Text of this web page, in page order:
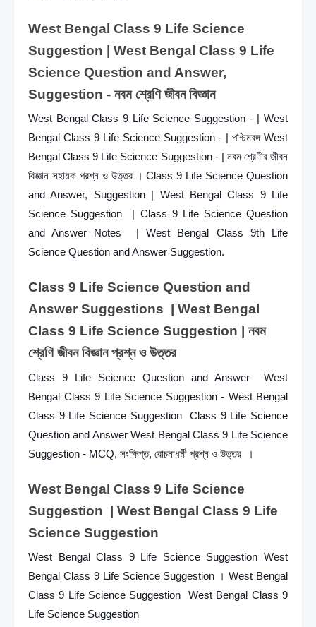
West Bengal Class 9 Life Science
Suggestion | West Bengal Class 9 Life
Science Question and Answer,
Suggestion - নবম শ্রেণি জীবন বিজ্ঞান
West Bengal Class 9 Life Science Suggestion - | West
Bengal Class 9 Life Science Suggestion - | পশ্চিমবঙ্গ West
Bengal Class 9 Life Science Suggestion - | নবম শ্রেণীর জীবন
বিজ্ঞান সহায়ক প্রশ্ন ও উত্তর । Class 9 Life Science Question
and Answer, Suggestion | West Bengal Class 9 Life
Science Suggestion  | Class 9 Life Science Question
and Answer Notes  | West Bengal Class 9th Life
Science Question and Answer Suggestion.
Class 9 Life Science Question and
Answer Suggestions  | West Bengal
Class 9 Life Science Suggestion | নবম
শ্রেণি জীবন বিজ্ঞান প্রশ্ন ও উত্তর
Class 9 Life Science Question and Answer  West
Bengal Class 9 Life Science Suggestion - West Bengal
Class 9 Life Science Suggestion  Class 9 Life Science
Question and Answer West Bengal Class 9 Life Science
Suggestion - MCQ, সংক্ষিপ্ত, রোচনাধর্মী প্রশ্ন ও উত্তর  ।
West Bengal Class 9 Life Science
Suggestion  | West Bengal Class 9 Life
Science Suggestion
West Bengal Class 9 Life Science Suggestion West
Bengal Class 9 Life Science Suggestion । West Bengal
Class 9 Life Science Suggestion  West Bengal Class 9
Life Science Suggestion